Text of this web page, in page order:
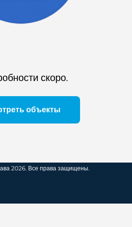
скоро.
объекты
2026. Все права защищены.